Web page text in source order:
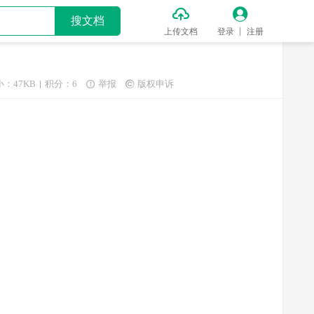
搜文档 
上传文档

登录 注册
：47KB 积分：6  举报  版权申诉